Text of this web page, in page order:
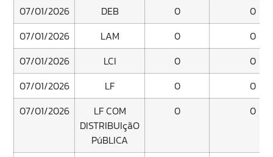
07/01/2026
DEB 0
0
07/01/2026
LAM 0
0
07/01/2026
LCI 0
0
07/01/2026
LF 0
0
07/01/2026
LF COM
DISTRIBUIçãO
PúBLICA
0 0